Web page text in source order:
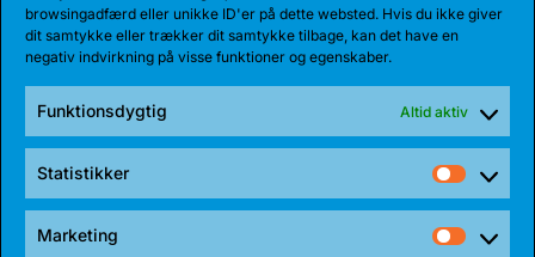
browsingadfærd eller unikke ID'er på dette websted. Hvis du ikke giver
dit samtykke eller trækker dit samtykke tilbage, kan det have en
negativ indvirkning på visse funktioner og egenskaber.
Funktionsdygtig Altid aktiv
Statistikker
Marketing